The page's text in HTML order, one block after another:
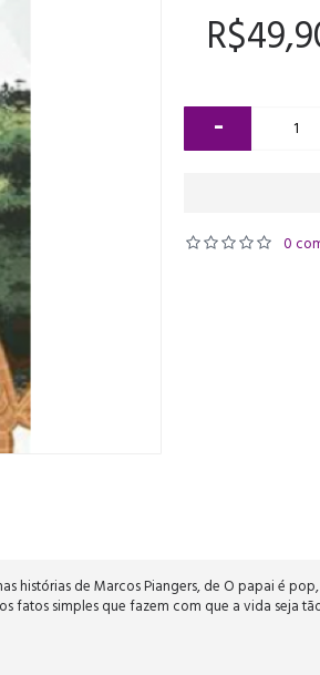
-
0
histórias de Marcos Piangers, de O papai é
simples que fazem com que a vida seja